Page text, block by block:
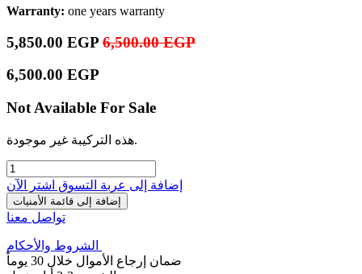
Warranty: one years warranty
5,850.00 EGP 6,500.00EGP
6,500.00 EGP
Not Available For Sale
هذه التركيبة غير موجودة.
إضافة إلى عربة التسوق اشترِ الآن
إضافة إلى قائمة الأمنيات
تواصل معنا
الشروط والأحكام
ضمان إرجاع الأموال خلال 30 يوماً